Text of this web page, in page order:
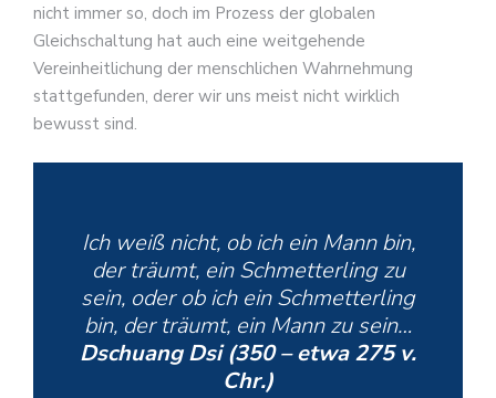
nicht immer so, doch im Prozess der globalen
Gleichschaltung hat auch eine weitgehende
Vereinheitlichung der menschlichen Wahrnehmung
stattgefunden, derer wir uns meist nicht wirklich
bewusst sind.
Ich weiß nicht, ob ich ein Mann bin,
der träumt, ein Schmetterling zu
sein, oder ob ich ein Schmetterling
bin, der träumt, ein Mann zu sein…
Dschuang Dsi (350 – etwa 275 v.
Chr.)